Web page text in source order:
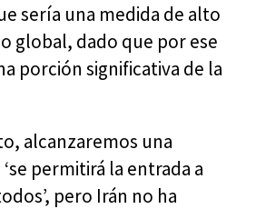
sería una medida de alto
global, dado que por ese
porción significativa de la
alcanzaremos una
permitirá la entrada a
pero Irán no ha